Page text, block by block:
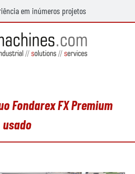
em inúmeros projetos
Fondarex FX Premium
usado